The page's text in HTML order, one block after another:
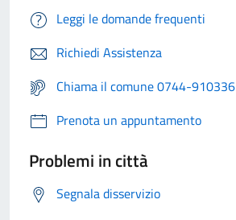
Leggi le domande frequenti
Richiedi Assistenza
Chiama il comune 0744-910336
Prenota un appuntamento
Problemi in città
Segnala disservizio